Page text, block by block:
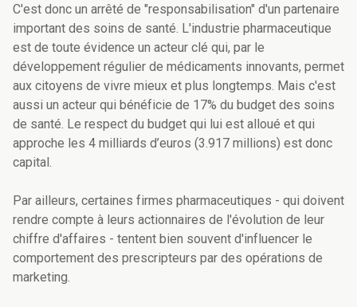
C'est donc un arrêté de "responsabilisation" d'un partenaire
important des soins de santé. L'industrie pharmaceutique
est de toute évidence un acteur clé qui, par le
développement régulier de médicaments innovants, permet
aux citoyens de vivre mieux et plus longtemps. Mais c'est
aussi un acteur qui bénéficie de 17% du budget des soins
de santé. Le respect du budget qui lui est alloué et qui
approche les 4 milliards d’euros (3.917 millions) est donc
capital.
Par ailleurs, certaines firmes pharmaceutiques - qui doivent
rendre compte à leurs actionnaires de l'évolution de leur
chiffre d'affaires - tentent bien souvent d'influencer le
comportement des prescripteurs par des opérations de
marketing.